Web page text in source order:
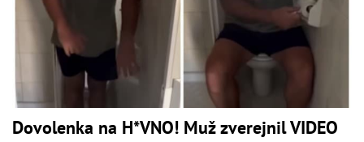
Dovolenka na H*VNO! Muž zverejnil VIDEO